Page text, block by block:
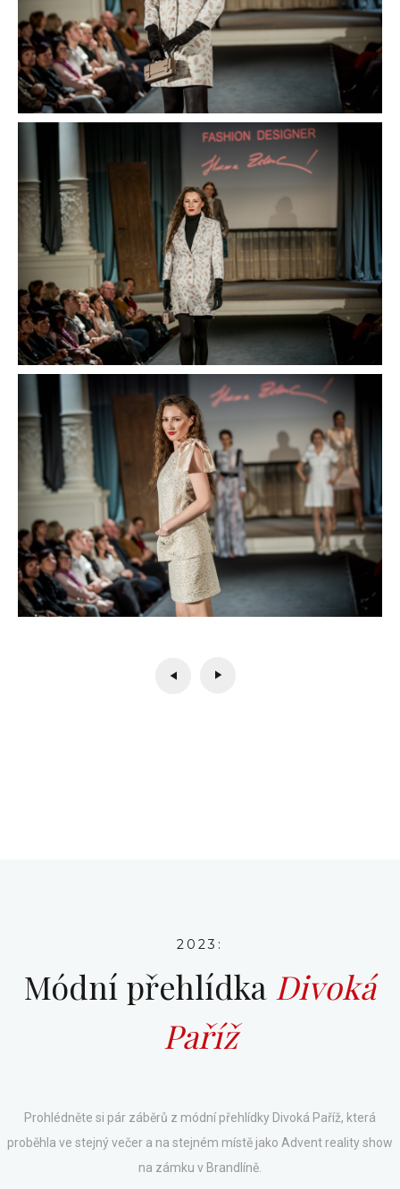
2023:
Módní přehlídka Divoká
Paříž
Prohlédněte si pár záběrů z módní přehlídky Divoká Paříž, která
proběhla ve stejný večer a na stejném místě jako Advent reality show
na zámku v Brandlíně.